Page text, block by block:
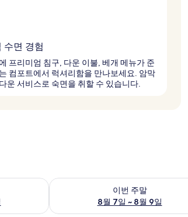
수면 경험
프리미엄 침구, 다운 이불, 베개 메뉴가 준
컴포트에서 럭셔리함을 만나보세요. 암막
운 서비스로 숙면을 취할 수 있습니다.
8일 ~ 8월 9일
이번 주말
8월 7일 ~ 8월 9일
이번 주말 예약 가능 여부 확인, 8